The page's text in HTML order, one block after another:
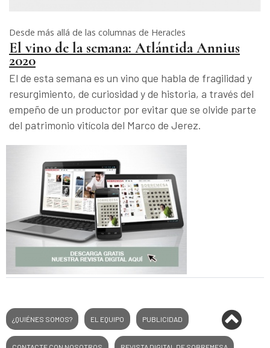
Desde más allá de las columnas de Heracles
El vino de la semana: Atlántida Annius
2020
El de esta semana es un vino que habla de fragilidad y
resurgimiento, de curiosidad y de historia, a través del
empeño de un productor por evitar que se olvide parte
del patrimonio vitícola del Marco de Jerez.
¿QUIÉNES SOMOS? EL EQUIPO PUBLICIDAD